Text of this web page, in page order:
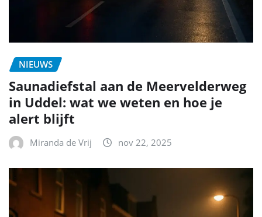
NIEUWS
Saunadiefstal aan de Meervelderweg
in Uddel: wat we weten en hoe je
alert blijft
Miranda de Vrij nov 22, 2025